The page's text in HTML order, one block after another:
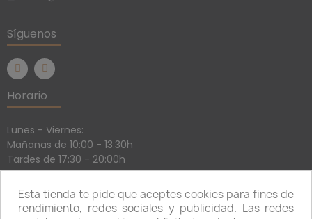
Síguenos
Horario
Lunes - Viernes:
Mañanas de 10:00 - 13:30h
Tardes de 17:30 - 20:00h
Mañanas de 10:30 - 13:30h
Tardes con cita previa
Esta tienda te pide que aceptes cookies para fines de
rendimiento, redes sociales y publicidad. Las redes